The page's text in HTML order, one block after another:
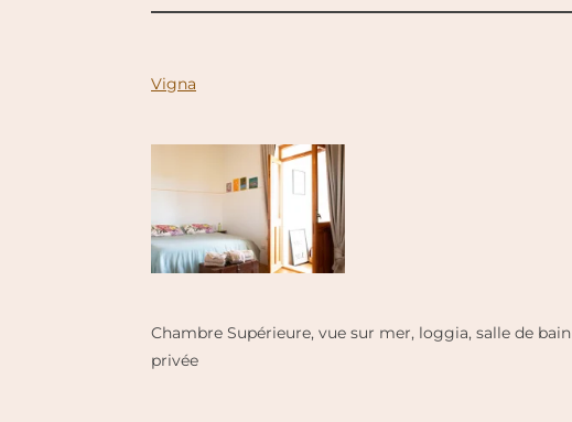
Vigna
Chambre Supérieure, vue sur mer, loggia, salle de bain
privée